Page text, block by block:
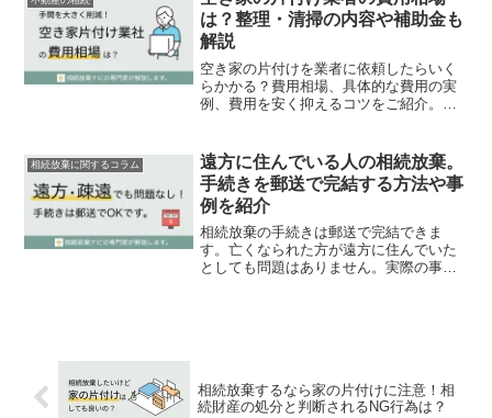
は？整理・清掃の内容や補助金も
解説
空き家の片付けを業者に依頼したらいく
らかかる？費用相場、具体的な費用の実
例、費用を安く抑えるコツをご紹介。空
う！
相続放棄に関するコラム
遠方に住んでいる人の相続放棄。
手続きを郵送で完結する方法や事
例を紹介
相続放棄の手続きは郵送で完結できま
す。亡くなられた方が遠方に住んでいた
としても問題はありません。実際の事例
相続放棄するなら家の片付けに注意！相
続財産の処分と判断されるNG行為は？